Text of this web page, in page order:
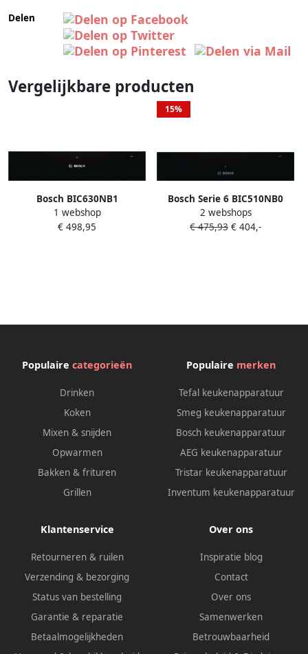
Delen
Vergelijkbare producten
Bosch BIC630NB1
Warmhoudlade Voor onder
45cm hoge ovens
1 webshop
€ 498,95
15%
Bosch Serie 6 BIC510NB0
warmhoudladen & kasten 23
l Zwart 14 couverts 400 W
2 webshops
€ 475,93 € 404,-
Populaire categorieën
Drinken
Koken
Mixen & snijden
Opwarmen
Bakken & frituren
Grillen
Populaire merken
Tefal keukenapparatuur
Smeg keukenapparatuur
Bosch keukenapparatuur
AEG keukenapparatuur
Tristar keukenapparatuur
Inventum keukenapparatuur
Klantenservice
Retourneren & ruilen
Verzending & bezorging
Status van bestelling
Garantie & reparatie
Betaalmogelijkheden
Over ons
Inspiratie blog
Contact
Over ons
Samenwerken
Betrouwbaarheid